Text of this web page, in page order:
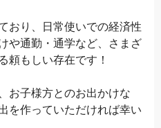
おり、日常使いでの経済性
や通勤・通学など、さまざ
頼もしい存在です！
お子様方とのお出かけな
を作っていただければ幸い